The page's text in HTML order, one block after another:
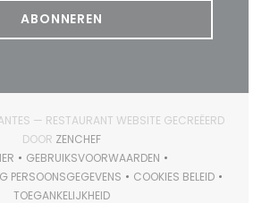
ABONNEREN
— RESTAURANT WEBSITE GECREËERD
DOOR ZENCHEF((OPENT IN EEN NIEUW
IN EEN NIEUW VENSTER))
GEBRUIKSVOORWAARDEN
((OPENT IN EEN NIEUW
PERSOONSGEGEVENS
((OPENT IN EEN NIEUW VENSTER))
COOKIES BELEID
((OPENT IN EEN
TOEGANKELIJKHEID